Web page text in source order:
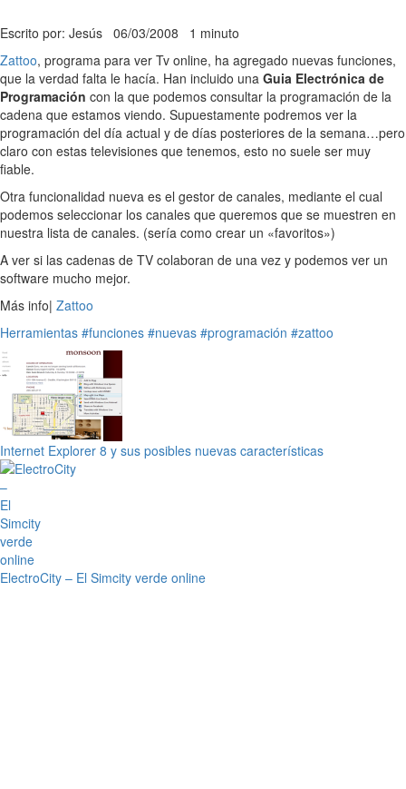
Escrito por: Jesús 06/03/2008 1 minuto
Zattoo, programa para ver Tv online, ha agregado nuevas funciones,
que la verdad falta le hacía. Han incluido una Guia Electrónica de
Programación con la que podemos consultar la programación de la
cadena que estamos viendo. Supuestamente podremos ver la
programación del día actual y de días posteriores de la semana…pero
claro con estas televisiones que tenemos, esto no suele ser muy
fiable.
Otra funcionalidad nueva es el gestor de canales, mediante el cual
podemos seleccionar los canales que queremos que se muestren en
nuestra lista de canales. (sería como crear un «favoritos»)
A ver si las cadenas de TV colaboran de una vez y podemos ver un
software mucho mejor.
Más info| Zattoo
Herramientas #funciones #nuevas #programación #zattoo
Internet Explorer 8 y sus posibles nuevas características
ElectroCity – El Simcity verde online